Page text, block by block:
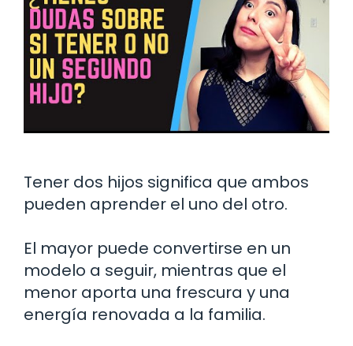
Tener dos hijos significa que ambos
pueden aprender el uno del otro.
El mayor puede convertirse en un
modelo a seguir, mientras que el
menor aporta una frescura y una
energía renovada a la familia.